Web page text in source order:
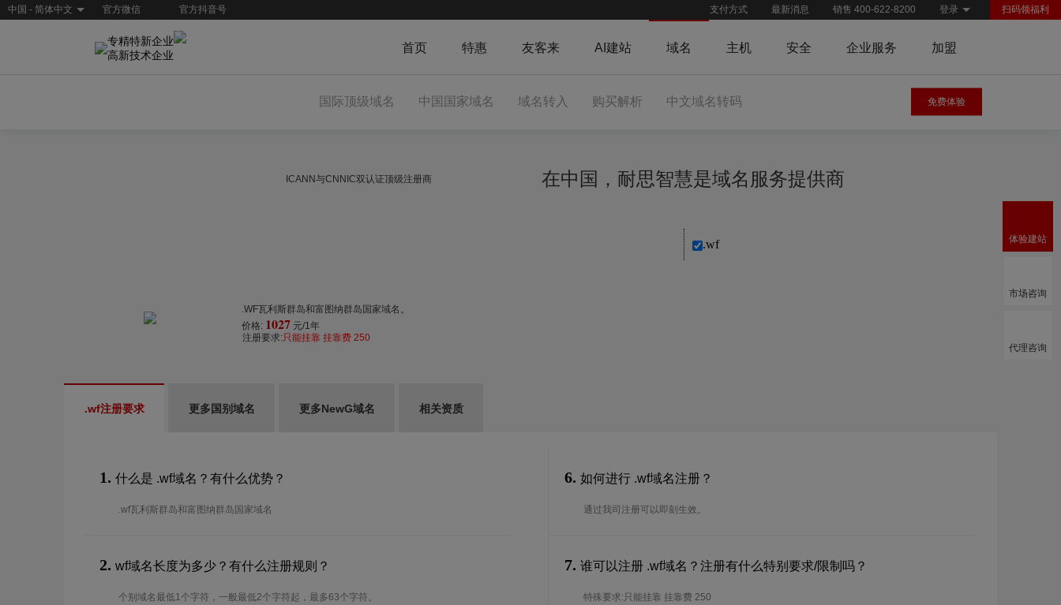
中国 - 简体中文 官方微信 官方抖音号 扫码领福利
登录
销售 400-622-8200
最新消息
支付方式
专精特新企业
高新技术企业
首页 特惠 友客来 AI建站 域名 主机 安全 企业服务 加盟
国际顶级域名 中国国家域名 域名转入 购买解析 中文域名转码 免费体验
ICANN与CNNIC双认证顶级注册商 在中国，耐思智慧是域名服务提供商
.wf
.WF瓦利斯群岛和富图纳群岛国家域名。
价格: 1027 元/1年
注册要求:只能挂靠 挂靠费 250
.wf注册要求 更多国别域名 更多NewG域名 相关资质
1. 什么是 .wf域名？有什么优势？
.wf瓦利斯群岛和富图纳群岛国家域名
2. wf域名长度为多少？有什么注册规则？
个别域名最低1个字符，一般最低2个字符起，最多63个字符。
6. 如何进行 .wf域名注册？
通过我司注册可以即刻生效。
7. 谁可以注册 .wf域名？注册有什么特别要求/限制吗？
特殊要求:只能挂靠 挂靠费 250
体验建站
市场咨询
代理咨询